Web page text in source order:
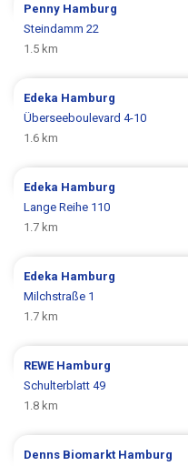
Penny Hamburg
Steindamm 22
1.5 km
Edeka Hamburg
Überseeboulevard 4-10
1.6 km
Edeka Hamburg
Lange Reihe 110
1.7 km
Edeka Hamburg
Milchstraße 1
1.7 km
REWE Hamburg
Schulterblatt 49
1.8 km
Denns Biomarkt Hamburg